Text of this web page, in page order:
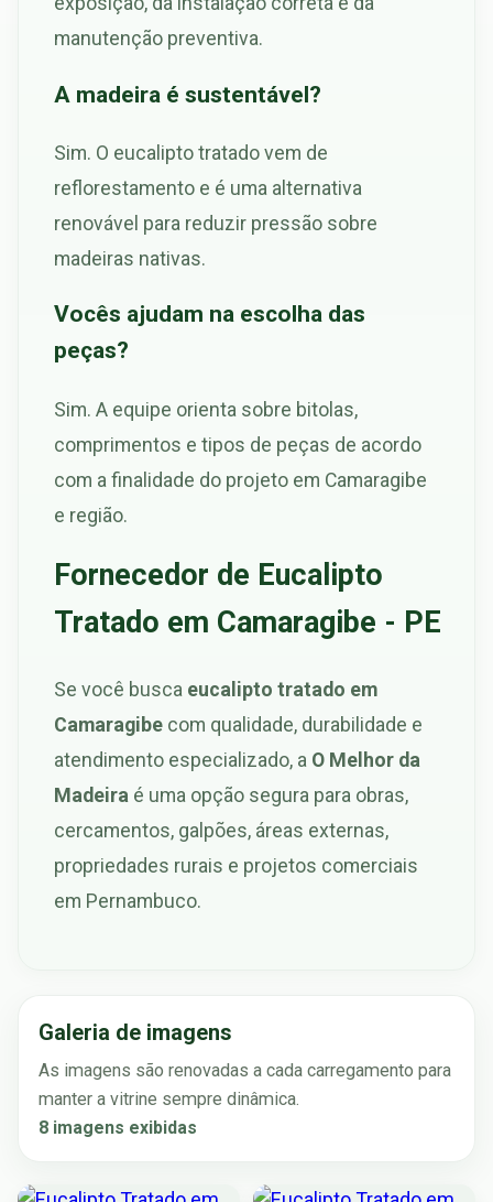
manutenção preventiva.
A madeira é sustentável?
Sim. O eucalipto tratado vem de
reflorestamento e é uma alternativa
renovável para reduzir pressão sobre
madeiras nativas.
Vocês ajudam na escolha das
peças?
Sim. A equipe orienta sobre bitolas,
comprimentos e tipos de peças de acordo
com a finalidade do projeto em Camaragibe
e região.
Fornecedor de Eucalipto
Tratado em Camaragibe - PE
Se você busca eucalipto tratado em
Camaragibe com qualidade, durabilidade e
atendimento especializado, a O Melhor da
Madeira é uma opção segura para obras,
cercamentos, galpões, áreas externas,
propriedades rurais e projetos comerciais
em Pernambuco.
Galeria de imagens
As imagens são renovadas a cada carregamento para
manter a vitrine sempre dinâmica.
8 imagens exibidas